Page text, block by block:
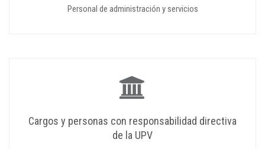
Personal de administración y servicios
Cargos y personas con responsabilidad directiva
de la UPV